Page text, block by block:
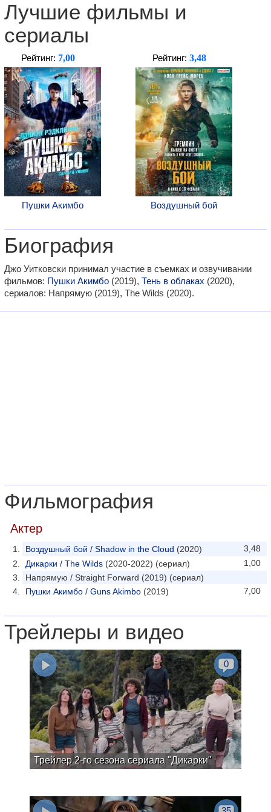
Лучшие фильмы и
сериалы
Рейтинг: 7,00
Пушки Акимбо
Рейтинг: 3,48
Воздушный бой
Биография
Джо Уитковски принимал участие в съемках и озвучивании
фильмов: Пушки Акимбо (2019), Тень в облаках (2020),
сериалов: Напрямую (2019), The Wilds (2020).
Фильмография
Актер
3,48
Воздушный бой / Shadow in the Cloud (2020)
1,00
Дикарки / The Wilds (2020-2022) (сериал)
Напрямую / Straight Forward (2019) (сериал)
7,00
Пушки Акимбо / Guns Akimbo (2019)
Трейлеры и видео
Трейлер 2-го сезона сериала "Дикарки"
0